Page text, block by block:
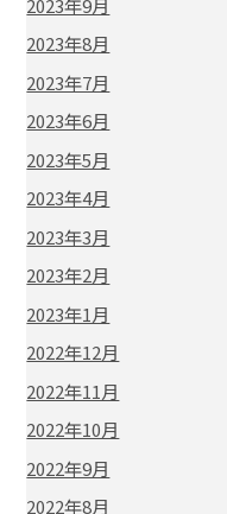
2023年9月
2023年8月
2023年7月
2023年6月
2023年5月
2023年4月
2023年3月
2023年2月
2023年1月
2022年12月
2022年11月
2022年10月
2022年9月
2022年8月